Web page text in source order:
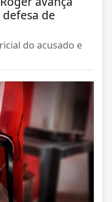
de
do acusado e